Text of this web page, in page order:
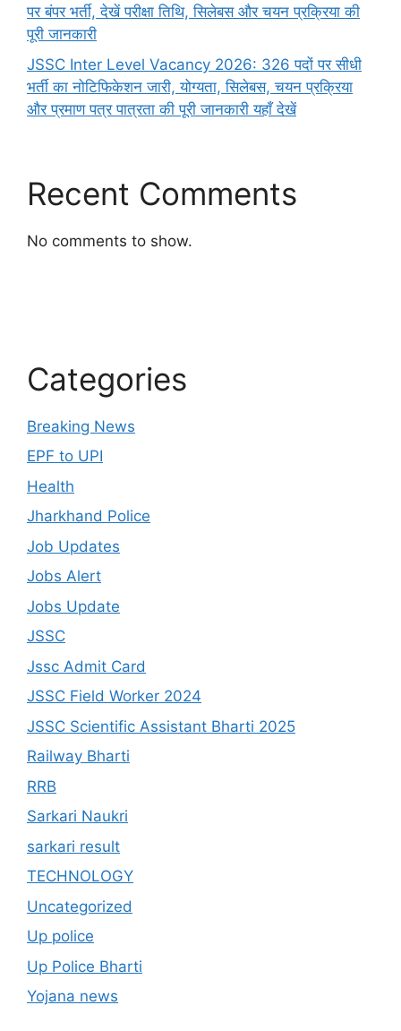
पर बंपर भर्ती, देखें परीक्षा तिथि, सिलेबस और चयन प्रक्रिया की
पूरी जानकारी
JSSC Inter Level Vacancy 2026: 326 पदों पर सीधी
भर्ती का नोटिफिकेशन जारी, योग्यता, सिलेबस, चयन प्रक्रिया
और प्रमाण पत्र पात्रता की पूरी जानकारी यहाँ देखें
Recent Comments
No comments to show.
Categories
Breaking News
EPF to UPI
Health
Jharkhand Police
Job Updates
Jobs Alert
Jobs Update
JSSC
Jssc Admit Card
JSSC Field Worker 2024
JSSC Scientific Assistant Bharti 2025
Railway Bharti
RRB
Sarkari Naukri
sarkari result
TECHNOLOGY
Uncategorized
Up police
Up Police Bharti
Yojana news